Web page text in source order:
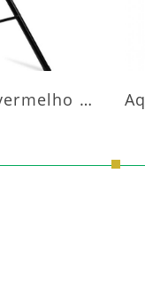
Aquecedor Infravermelho Pedestal